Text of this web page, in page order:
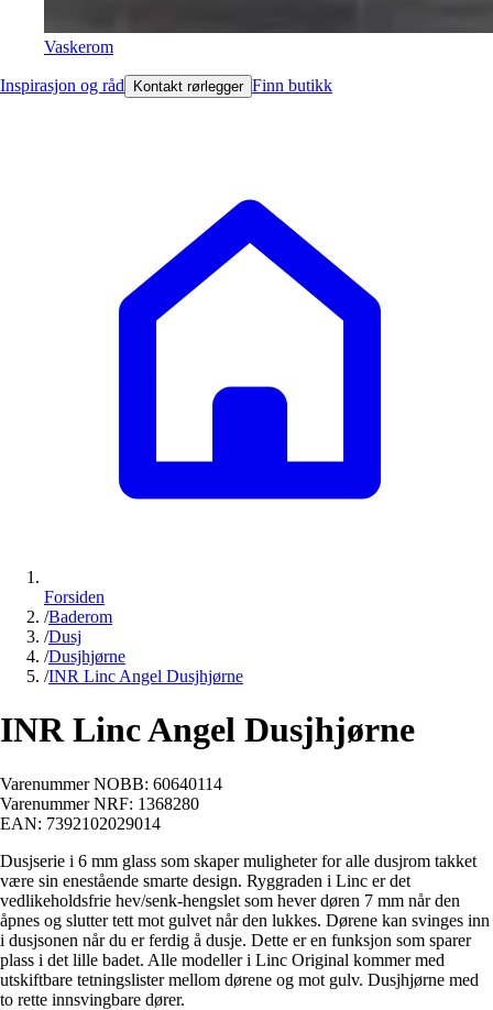
Vaskerom
Inspirasjon og råd Kontakt rørlegger Finn butikk
Forsiden
/Baderom
/Dusj
/Dusjhjørne
/INR Linc Angel Dusjhjørne
INR Linc Angel Dusjhjørne
Varenummer NOBB: 60640114
Varenummer NRF: 1368280
EAN: 7392102029014
Dusjserie i 6 mm glass som skaper muligheter for alle dusjrom takket
være sin enestående smarte design. Ryggraden i Linc er det
vedlikeholdsfrie hev/senk-hengslet som hever døren 7 mm når den
åpnes og slutter tett mot gulvet når den lukkes. Dørene kan svinges inn
i dusjsonen når du er ferdig å dusje. Dette er en funksjon som sparer
plass i det lille badet. Alle modeller i Linc Original kommer med
utskiftbare tetningslister mellom dørene og mot gulv. Dusjhjørne med
to rette innsvingbare dører.